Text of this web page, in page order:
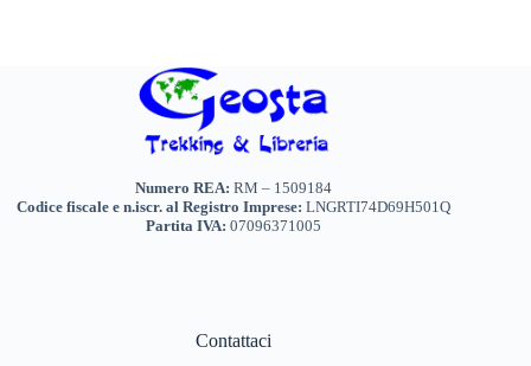
del
prodotto
Numero REA:RM – 1509184
Codice fiscale e n.iscr. al Registro Imprese:LNGRTI74D69H501Q
Partita IVA: 07096371005
Contattaci